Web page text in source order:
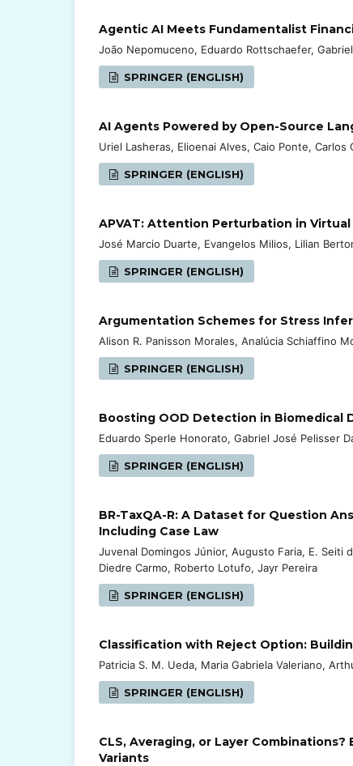
Agentic AI Meets Fundamentalist
João Nepomuceno, Eduardo Rottschaefer,
SPRINGER (ENGLISH)
AI Agents Powered by Open-Source
Uriel Lasheras, Elioenai Alves, Caio Ponte, Carlos
SPRINGER (ENGLISH)
APVAT: Attention Perturbation in
José Marcio Duarte, Evangelos Milios, Lilian
SPRINGER (ENGLISH)
Argumentation Schemes for Stress
Alison R. Panisson Morales, Analúcia Schiaffino
SPRINGER (ENGLISH)
Boosting OOD Detection in Biomedical
Eduardo Sperle Honorato, Gabriel José Pelisser
SPRINGER (ENGLISH)
BR-TaxQA-R: A Dataset for Question
Including Case Law
Juvenal Domingos Júnior, Augusto Faria, E. Seiti
Diedre Carmo, Roberto Lotufo, Jayr Pereira
SPRINGER (ENGLISH)
Classification with Reject Option:
Patricia S. M. Ueda, Maria Gabriela Valeriano,
SPRINGER (ENGLISH)
CLS, Averaging, or Layer
Variants